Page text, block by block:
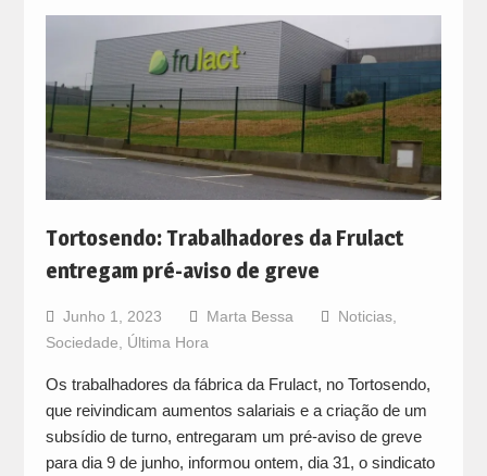
Tortosendo: Trabalhadores da Frulact
entregam pré-aviso de greve
Junho 1, 2023 Marta Bessa Noticias,
Sociedade
Última Hora
Os trabalhadores da fábrica da Frulact, no Tortosendo,
que reivindicam aumentos salariais e a criação de um
subsídio de turno, entregaram um pré-aviso de greve
para dia 9 de junho, informou ontem, dia 31, o sindicato